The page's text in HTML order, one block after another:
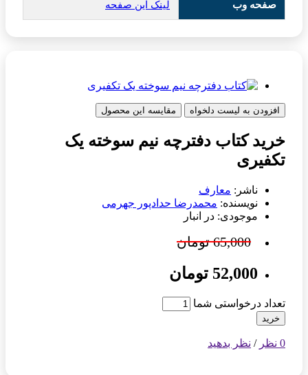
صفحه وب لینک این صفحه
افزودن به لیست دلخواه مقایسه این محصول
خرید کتاب دفترچه نیم سوخته یک
تکفیری
ناشر: معارف
نویسنده: محمدرضا حدادپور جهرمی
موجودی: در انبار
65,000 تومان
52,000 تومان
تعداد درخواستی شما
خرید
0 نظر / نظر بدهید